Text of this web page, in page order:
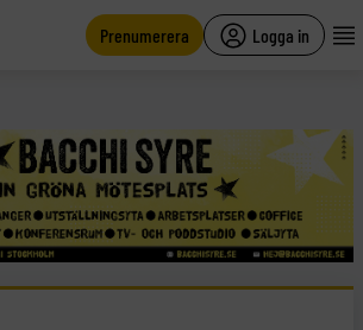
Prenumerera Logga in